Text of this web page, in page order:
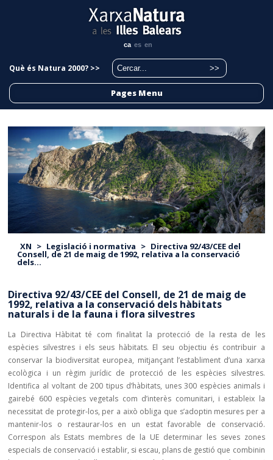
ca es en
Què és Natura 2000? >>
Pages Menu
XN > Legislació i normativa > Directiva 92/43/CEE del
Consell, de 21 de maig de 1992, relativa a la conservació
dels...
Directiva 92/43/CEE del Consell, de 21 de maig de
1992, relativa a la conservació dels hàbitats
naturals i de la fauna i flora silvestres
La Directiva Hàbitat té com finalitat la protecció de la resta de les
espècies silvestres i els seus hàbitats. El seu objectiu és contribuir a
conservar la biodiversitat europea, mitjançant l’establiment d’una xarxa
ecològica i un règim jurídic de protecció de les espècies silvestres.
Identifica al voltant de 200 tipus d’hàbitats, unes 300 espècies animals i
gairebé 600 espècies vegetals com d’interès comunitari, i estableix la
necessitat de protegir-los, per a això obliga que s’adoptin mesures per a
mantenir-los o restaurar-los en un estat favorable de conservació.
Correspon als Estats membres de la UE determinar les seves zones
especials de conservació i establir, si escau, plans de gestió que combinin